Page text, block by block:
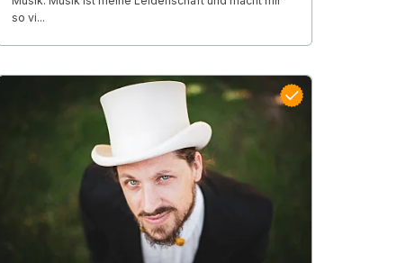
so vi...